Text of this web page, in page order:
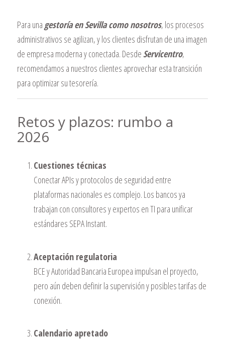
Para una gestoría en Sevilla como nosotros, los procesos
administrativos se agilizan, y los clientes disfrutan de una imagen
de empresa moderna y conectada. Desde Servicentro,
recomendamos a nuestros clientes aprovechar esta transición
para optimizar su tesorería.
Retos y plazos: rumbo a
2026
Cuestiones técnicas
Conectar APIs y protocolos de seguridad entre
plataformas nacionales es complejo. Los bancos ya
trabajan con consultores y expertos en TI para unificar
estándares SEPA Instant.
Aceptación regulatoria
BCE y Autoridad Bancaria Europea impulsan el proyecto,
pero aún deben definir la supervisión y posibles tarifas de
conexión.
Calendario apretado